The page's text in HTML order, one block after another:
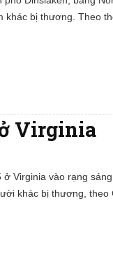
khác bị thương. Theo
Virginia
Virginia vào rạng
khác bị thương, theo